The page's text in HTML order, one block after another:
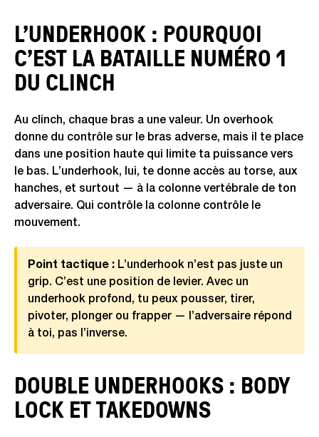
L’UNDERHOOK : POURQUOI
C’EST LA BATAILLE NUMÉRO 1
DU CLINCH
Au clinch, chaque bras a une valeur. Un overhook
donne du contrôle sur le bras adverse, mais il te place
dans une position haute qui limite ta puissance vers
le bas. L’underhook, lui, te donne accès au torse, aux
hanches, et surtout — à la colonne vertébrale de ton
adversaire. Qui contrôle la colonne contrôle le
mouvement.
Point tactique : L’underhook n’est pas juste un
grip. C’est une position de levier. Avec un
underhook profond, tu peux pousser, tirer,
pivoter, plonger ou frapper — l’adversaire répond
à toi, pas l’inverse.
DOUBLE UNDERHOOKS : BODY
LOCK ET TAKEDOWNS